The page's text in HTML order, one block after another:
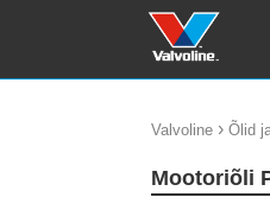
Valvoline › Õlid
Mootoriõli